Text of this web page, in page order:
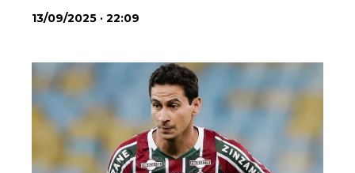
13/09/2025 · 22:09